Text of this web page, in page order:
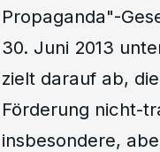
Propaganda"-
30. Juni 2013
zielt darauf ab,
Förderung nicht-
insbesondere,